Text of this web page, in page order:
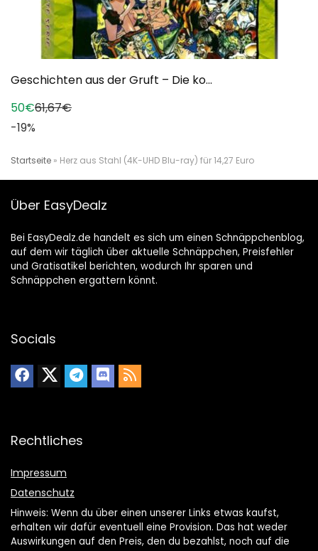
Geschichten aus der Gruft – Die ko...
50€61,67€
-19%
Startseite » Herz aus Stahl (4K-UHD Blu-ray) für 14,27 Euro
Über EasyDealz
Bei EasyDealz.de handelt es sich um einen Schnäppchenblog,
auf dem wir täglich über aktuelle Schnäppchen, Preisfehler
und Gratisatikel berichten, wodurch Ihr sparen und
Schnäppchen ergattern könnt.
Socials
Rechtliches
Impressum
Datenschutz
Hinweis: Wenn du über einen unserer Links etwas kaufst,
erhalten wir dafür eventuell eine Provision. Das hat weder
Auswirkungen auf den Preis, den du bezahlst, noch auf die